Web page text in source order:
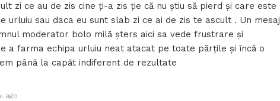
zi ce au de zis cine ți-a zis ție că nu știu să pierd și care este
urluiu sau daca eu sunt slab zi ce ai de zis te ascult . Un mesaj
moderator bolo milă șters aici sa vede frustrare și
a farma echipa urluiu neat atacat pe toate părțile și încă o
până la capăt indiferent de rezultate
ago